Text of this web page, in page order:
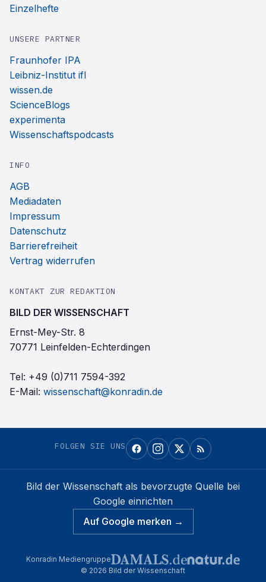
Einzelhefte
UNSERE PARTNER
Fraunhofer IPA
Leibniz-Institut ifl
wissen.de
ScienceBlogs
experimenta
Wissenschaftspodcasts
INFO
AGB
Mediadaten
Impressum
Datenschutz
Barrierefreiheit
Vertrag widerrufen
KONTAKT ZUR REDAKTION
BILD DER WISSENSCHAFT
Ernst-Mey-Str. 8
70771 Leinfelden-Echterdingen
Tel: +49 (0)711 7594-392
E-Mail: wissenschaft@konradin.de
FOLGEN SIE UNS
Bild der Wissenschaft als bevorzugte Quelle bei
Google einrichten
Auf Google merken →
Konradin Mediengruppe
© 2026 Bild der Wissenschaft